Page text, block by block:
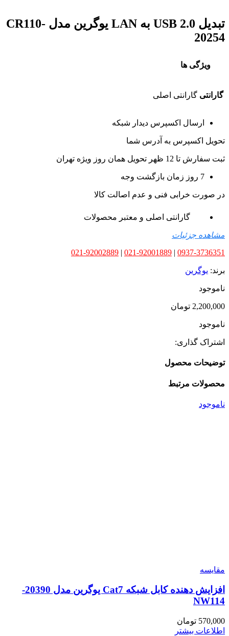
تبدیل USB 2.0 به LAN یوگرین مدل CR110-
20254
ویژگی ها
گارانتی گارانتی اصلی
ارسال اکسپرس دیدار شبکه
تحویل اکسپرس به آدرس شما
ثبت سفارش تا 12 ظهر تحویل همان روز ویژه تهران
7 روز زمان بازگشت وجه
در صورت خرابی فنی و عدم اصالت کالا
گارانتی اصلی و معتبر محصولات
مشاهده جزئیات
0937-3736351
|
021-92001889
|
021-92002889
برند: یوگرین
ناموجود
2,200,000 تومان
ناموجود
اشتراک گذاری:
توضیحات محصول
محصولات مرتبط
ناموجود
مقایسه
افزایش دهنده کابل شبکه Cat7 یوگرین مدل 20390-
NW114
570,000 تومان
اطلاعات بیشتر